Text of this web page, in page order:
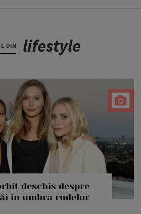
DIN lifestyle
deschis despre
în umbra rudelor